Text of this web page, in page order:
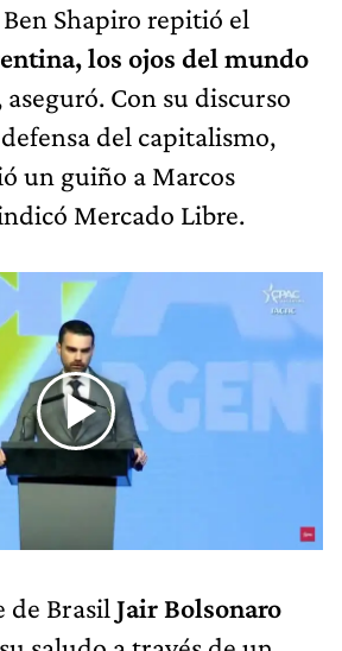
Shapiro repitió el
los ojos del mundo
aseguró. Con su discurso
del capitalismo,
un guiño a Marcos
Mercado Libre.
de Brasil Jair Bolsonaro